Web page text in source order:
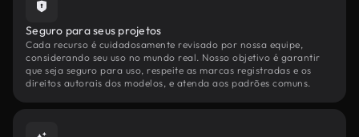
Seguro para seus projetos
Cada recurso é cuidadosamente revisado por nossa equipe,
considerando seu uso no mundo real. Nosso objetivo é garantir
que seja seguro para uso, respeite as marcas registradas e os
direitos autorais dos modelos, e atenda aos padrões comuns.